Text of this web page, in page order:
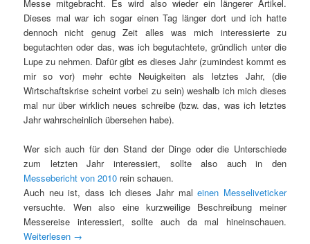
Messe mitgebracht. Es wird also wieder ein längerer Artikel.
Dieses mal war ich sogar einen Tag länger dort und ich hatte
dennoch nicht genug Zeit alles was mich interessierte zu
begutachten oder das, was ich begutachtete, gründlich unter die
Lupe zu nehmen. Dafür gibt es dieses Jahr (zumindest kommt es
mir so vor) mehr echte Neuigkeiten als letztes Jahr, (die
Wirtschaftskrise scheint vorbei zu sein) weshalb ich mich dieses
mal nur über wirklich neues schreibe (bzw. das, was ich letztes
Jahr wahrscheinlich übersehen habe).
Wer sich auch für den Stand der Dinge oder die Unterschiede
zum letzten Jahr interessiert, sollte also auch in den
Messebericht von 2010 rein schauen.
Auch neu ist, dass ich dieses Jahr maleinen Messeliveticker
versuchte. Wen also eine kurzweilige Beschreibung meiner
Messereise interessiert, sollte auch da mal hineinschauen.
Weiterlesen →